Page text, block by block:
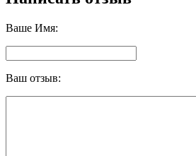
Ваше Имя:
Ваш отзыв: